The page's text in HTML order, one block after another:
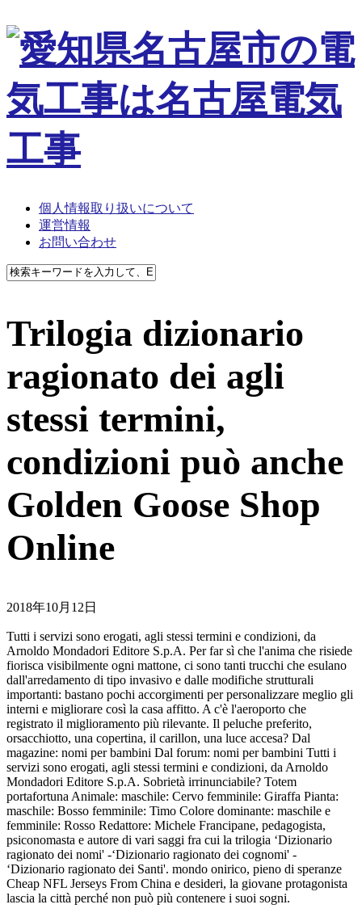
個人情報取り扱いについて
運営情報
お問い合わせ
Trilogia dizionario
ragionato dei agli
stessi termini,
condizioni può anche
Golden Goose Shop
Online
2018年10月12日
Tutti i servizi sono erogati, agli stessi termini e condizioni, da
Arnoldo Mondadori Editore S.p.A. Per far sì che l'anima che risiede
fiorisca visibilmente ogni mattone, ci sono tanti trucchi che esulano
dall'arredamento di tipo invasivo e dalle modifiche strutturali
importanti: bastano pochi accorgimenti per personalizzare meglio gli
interni e migliorare così la casa affitto. A c'è l'aeroporto che
registrato il miglioramento più rilevante. Il peluche preferito,
orsacchiotto, una copertina, il carillon, una luce accesa? Dal
magazine: nomi per bambini Dal forum: nomi per bambini Tutti i
servizi sono erogati, agli stessi termini e condizioni, da Arnoldo
Mondadori Editore S.p.A. Sobrietà irrinunciabile? Totem
portafortuna Animale: maschile: Cervo femminile: Giraffa Pianta:
maschile: Bosso femminile: Timo Colore dominante: maschile e
femminile: Rosso Redattore: Michele Francipane, pedagogista,
psiconomasta e autore di vari saggi fra cui la trilogia ‘Dizionario
ragionato dei nomi' -‘Dizionario ragionato dei cognomi' -
‘Dizionario ragionato dei Santi'. mondo onirico, pieno di speranze
Cheap NFL Jerseys From China e desideri, la giovane protagonista
lascia la città perché non può più contenere i suoi sogni.